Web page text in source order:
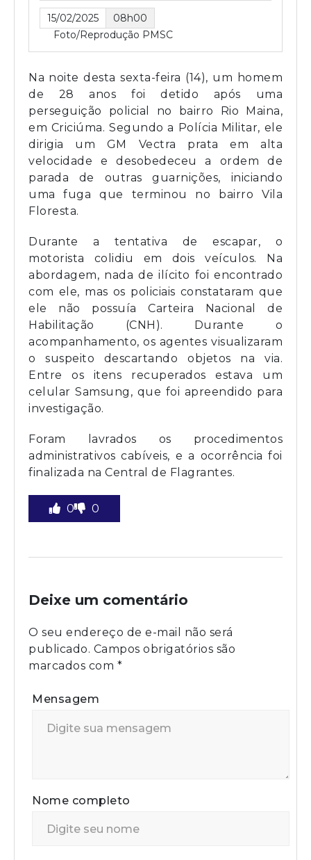
15/02/2025
08h00
Foto/Reprodução PMSC
Na noite desta sexta-feira (14), um homem
de 28 anos foi detido após uma
perseguição policial no bairro Rio Maina,
em Criciúma. Segundo a Polícia Militar, ele
dirigia um GM Vectra prata em alta
velocidade e desobedeceu a ordem de
parada de outras guarnições, iniciando
uma fuga que terminou no bairro Vila
Floresta.
Durante a tentativa de escapar, o
motorista colidiu em dois veículos. Na
abordagem, nada de ilícito foi encontrado
com ele, mas os policiais constataram que
ele não possuía Carteira Nacional de
Habilitação (CNH). Durante o
acompanhamento, os agentes visualizaram
o suspeito descartando objetos na via.
Entre os itens recuperados estava um
celular Samsung, que foi apreendido para
investigação.
Foram lavrados os procedimentos
administrativos cabíveis, e a ocorrência foi
finalizada na Central de Flagrantes.
0 0
Deixe um comentário
O seu endereço de e-mail não será
publicado. Campos obrigatórios são
marcados com *
Mensagem
Nome completo